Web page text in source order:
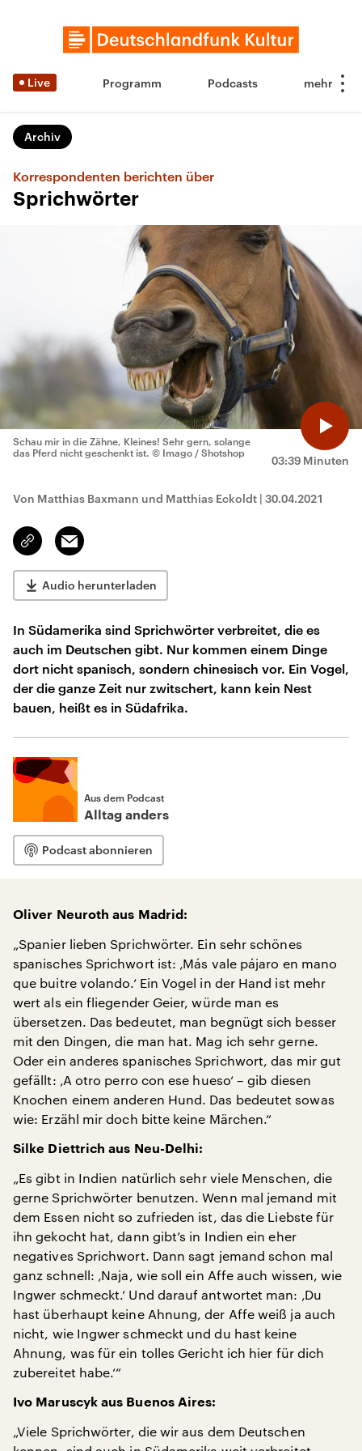
Live Programm Podcasts
Archiv
Korrespondenten berichten über
Sprichwörter
03:39 Minuten
Schau mir in die Zähne, Kleines! Sehr gern, solange
das Pferd nicht geschenkt ist. © Imago / Shotshop
Von Matthias Baxmann und Matthias Eckoldt | 30.04.2021
Link
kopieren/teilen
Email
Audio herunterladen
In Südamerika sind Sprichwörter verbreitet, die es
auch im Deutschen gibt. Nur kommen einem Dinge
dort nicht spanisch, sondern chinesisch vor. Ein Vogel,
der die ganze Zeit nur zwitschert, kann kein Nest
bauen, heißt es in Südafrika.
Aus dem Podcast
Alltag anders
Podcast abonnieren
Oliver Neuroth aus Madrid:
„Spanier lieben Sprichwörter. Ein sehr schönes
spanisches Sprichwort ist: ‚Más vale pájaro en mano
que buitre volando.‘ Ein Vogel in der Hand ist mehr
wert als ein fliegender Geier, würde man es
übersetzen. Das bedeutet, man begnügt sich besser
mit den Dingen, die man hat. Mag ich sehr gerne.
Oder ein anderes spanisches Sprichwort, das mir gut
gefällt: ‚A otro perro con ese hueso‘ – gib diesen
Knochen einem anderen Hund. Das bedeutet sowas
wie: Erzähl mir doch bitte keine Märchen.“
Silke Diettrich aus Neu-Delhi:
„Es gibt in Indien natürlich sehr viele Menschen, die
gerne Sprichwörter benutzen. Wenn mal jemand mit
dem Essen nicht so zufrieden ist, das die Liebste für
ihn gekocht hat, dann gibt’s in Indien ein eher
negatives Sprichwort. Dann sagt jemand schon mal
ganz schnell: ‚Naja, wie soll ein Affe auch wissen, wie
Ingwer schmeckt.‘ Und darauf antwortet man: ‚Du
hast überhaupt keine Ahnung, der Affe weiß ja auch
nicht, wie Ingwer schmeckt und du hast keine
Ahnung, was für ein tolles Gericht ich hier für dich
zubereitet habe.‘“
Ivo Maruscyk aus Buenos Aires:
„Viele Sprichwörter, die wir aus dem Deutschen